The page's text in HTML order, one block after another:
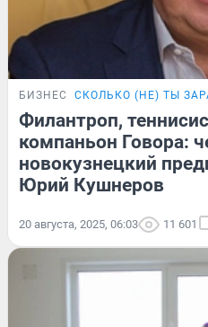
БИЗНЕС СКОЛЬКО (НЕ) ТЫ
Филантроп,
компаньон Говора:
новокузнецкий
Юрий Кушнеров
20 августа, 2025, 06:03 11 601